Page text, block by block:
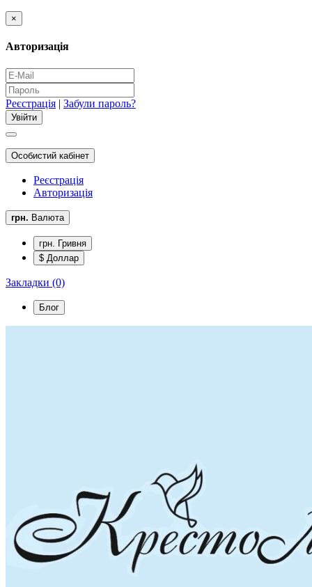
×
Авторизація
Реєстрація | Забули пароль?
Особистий кабінет
Реєстрація
Авторизація
грн. Валюта
грн. Гривня
$ Доллар
Закладки (0)
Блог